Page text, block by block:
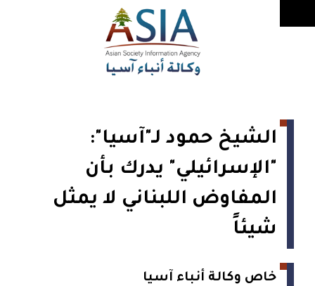
الشيخ حمود لـ"آسيا":
"الإسرائيلي" يدرك بأن
المفاوض اللبناني لا يمثل
شيئاً
خاص وكالة أنباء آسيا